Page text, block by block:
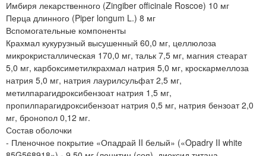
Имбиря лекарственного (Zingiber officinale Roscoe) 10 мг
Перца длинного (Piper longum L.) 8 мг
Вспомогательные компоненты
Крахмал кукурузный высушенный 60,0 мг, целлюлоза
микрокристаллическая 170,0 мг, тальк 7,5 мг, магния стеарат
5,0 мг, карбоксиметилкрахмал натрия 5,0 мг, кроскармеллоза
натрия 5,0 мг, натрия лаурилсульфат 2,5 мг,
метилпарагидроксибензоат натрия 1,5 мг,
пропилпарагидроксибензоат натрия 0,5 мг, натрия бензоат 2,0
мг, бронопол 0,12 мг.
Состав оболочки
- Пленочное покрытие «Опадрай II белый» («Opadry II white